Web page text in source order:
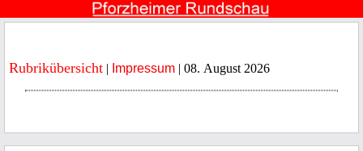
Rubrikübersicht | Impressum | 08. August 2026